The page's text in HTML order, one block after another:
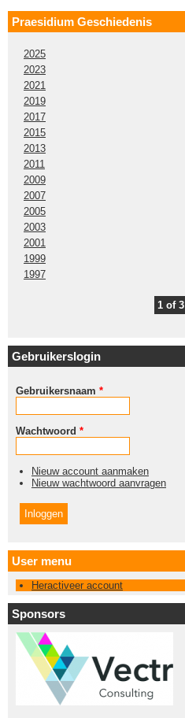
Praesidium Geschiedenis
2025
2023
2021
2019
2017
2015
2013
2011
2009
2007
2005
2003
2001
1999
1997
1 of 3
Gebruikerslogin
Gebruikersnaam *
Wachtwoord *
Nieuw account aanmaken
Nieuw wachtwoord aanvragen
User menu
Heractiveer account
Sponsors